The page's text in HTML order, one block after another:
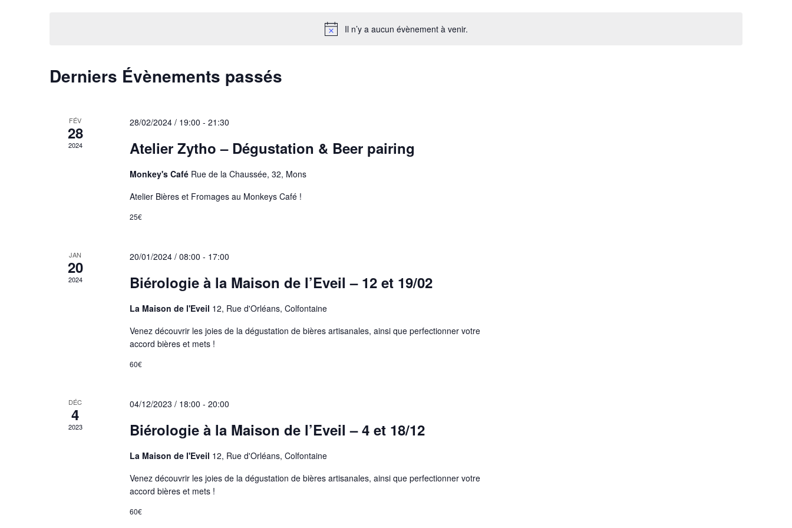
Il n’y a aucun évènement à venir.
Évènements
Derniers Évènements passés
FÉV
28
2024
28/02/2024 / 19:00 - 21:30
Atelier Zytho – Dégustation & Beer pairing
Monkey's Café Rue de la Chaussée, 32, Mons
Atelier Bières et Fromages au Monkeys Café !
25€
JAN
20
2024
20/01/2024 / 08:00 - 17:00
Biérologie à la Maison de l’Eveil – 12 et 19/02
La Maison de l'Eveil 12, Rue d'Orléans, Colfontaine
Venez découvrir les joies de la dégustation de bières artisanales, ainsi que perfectionner votre
accord bières et mets !
60€
DÉC
4
2023
04/12/2023 / 18:00 - 20:00
Biérologie à la Maison de l’Eveil – 4 et 18/12
La Maison de l'Eveil 12, Rue d'Orléans, Colfontaine
Venez découvrir les joies de la dégustation de bières artisanales, ainsi que perfectionner votre
accord bières et mets !
60€